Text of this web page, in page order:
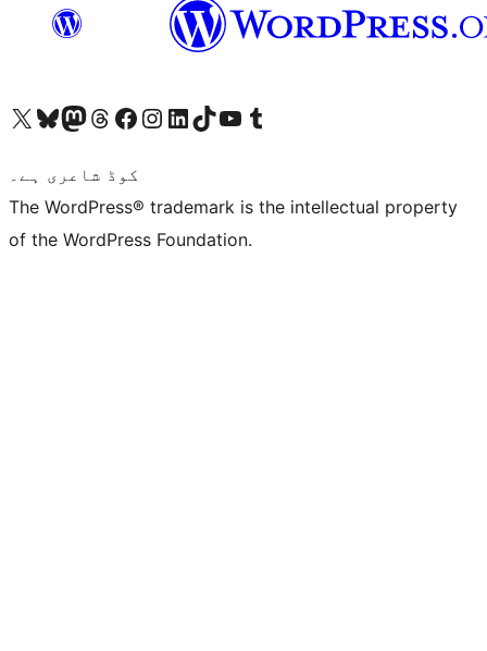
Visit our X (formerly Twitter) account
ہمارے بلیواسکائی اکاؤنٹ پر جائیں
Visit our Mastodon account
ہمارے ٹھریڈز اکاؤنٹ پر جائیں
Visit our Facebook page
Visit our Instagram account
Visit our LinkedIn account
ہمارے ٹک ٹاک اکاؤنٹ پر جائیں
Visit our YouTube channel
ہمارے ٹمبلر اکاؤنٹ پر جائیں
کوڈ شاعری ہے۔
The WordPress® trademark is the intellectual property
of the WordPress Foundation.